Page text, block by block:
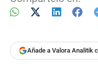
Añade a Valora Analitik